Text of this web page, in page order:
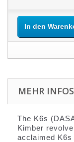
In den
MEHR INFOS
The K6s
Kimber
acclaimed